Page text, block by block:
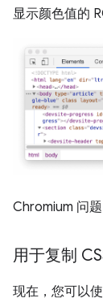
显示颜色值的
Chromium 问题
用于复制
现在，您可以